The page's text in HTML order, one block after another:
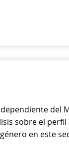
del
sobre el
en este